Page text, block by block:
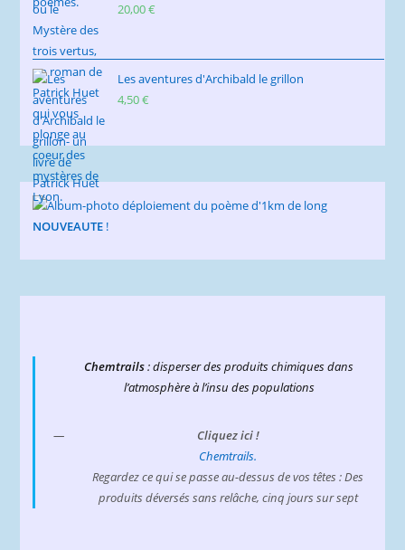
20,00€
Les aventures d'Archibald le grillon
4,50€
NOUVEAUTE !
Chemtrails: disperser des produits chimiques dans
l’atmosphère à l’insu des populations
Cliquez ici !
Chemtrails.
Regardez ce qui se passe au-dessus de vos têtes : Des
produits déversés sans relâche, cinq jours sur sept